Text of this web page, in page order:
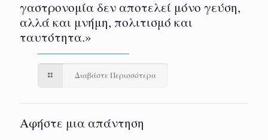
γαστρονομία δεν αποτελεί μόνο γεύση,
αλλά και μνήμη, πολιτισμό και
ταυτότητα.»
Διαβάστε Περισσότερα
Αφήστε μια απάντηση